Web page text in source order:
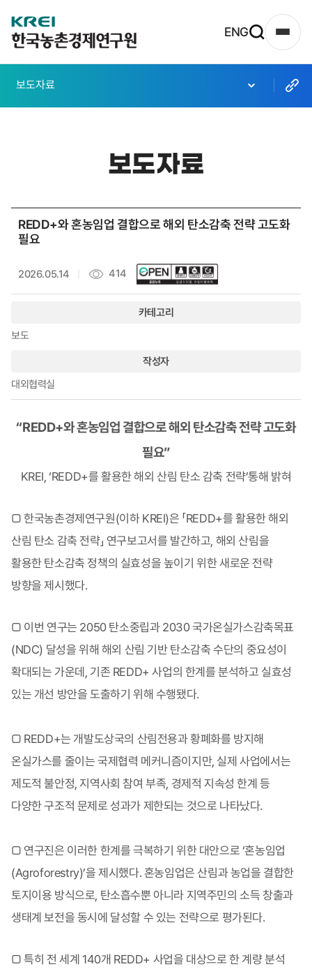
한
국
촌
원
로
ENG
트
맵
보도자료
보도자료
REDD+와 혼농임업 결합으로 해외 탄소감축 전략 고도화
필요
2026.05.14 414
카테고리
보도
작성자
대외협력실
“REDD+와 혼농임업 결합으로 해외 탄소감축 전략 고도화
필요”
KREI, ‘REDD+를 활용한 해외 산림 탄소 감축 전략’통해 밝혀
□ 한국농촌경제연구원(이하 KREI)은 「REDD+를 활용한 해외
산림 탄소 감축 전략」 연구보고서를 발간하고, 해외 산림을
활용한 탄소감축 정책의 실효성을 높이기 위한 새로운 전략
방향을 제시했다.
□ 이번 연구는 2050 탄소중립과 2030 국가온실가스감축목표
(NDC) 달성을 위해 해외 산림 기반 탄소감축 수단의 중요성이
확대되는 가운데, 기존 REDD+ 사업의 한계를 분석하고 실효성
있는 개선 방안을 도출하기 위해 수행됐다.
□ REDD+는 개발도상국의 산림전용과 황폐화를 방지해
온실가스를 줄이는 국제협력 메커니즘이지만, 실제 사업에서는
제도적 불안정, 지역사회 참여 부족, 경제적 지속성 한계 등
다양한 구조적 문제로 성과가 제한되는 것으로 나타났다.
□ 연구진은 이러한 한계를 극복하기 위한 대안으로 ‘혼농임업
(Agroforestry)’을 제시했다. 혼농임업은 산림과 농업을 결합한
토지이용 방식으로, 탄소흡수뿐 아니라 지역주민의 소득 창출과
생태계 보전을 동시에 달성할 수 있는 전략으로 평가된다.
□ 특히 전 세계 140개 REDD+ 사업을 대상으로 한 계량 분석